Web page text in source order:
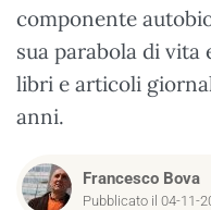
componente
sua parabola di vita
libri e articoli
anni.
Francesco Bova
Pubblicato il 04-11-